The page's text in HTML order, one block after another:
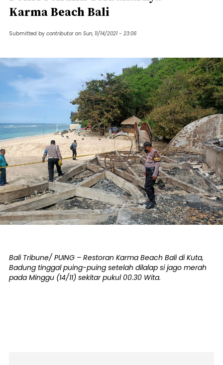
Karma Beach Bali
Submitted by contributor on Sun, 11/14/2021 - 23:06
Bali Tribune/ PUING – Restoran Karma Beach Bali di Kuta,
Badung tinggal puing-puing setelah dilalap si jago merah
pada Minggu (14/11) sekitar pukul 00.30 Wita.